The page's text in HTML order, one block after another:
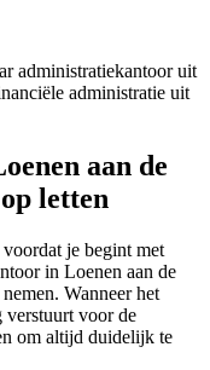
administratiekantoor uit
administratie uit
aan de
letten
je begint met
in Loenen aan de
Wanneer het
verstuurt voor de
om altijd duidelijk te